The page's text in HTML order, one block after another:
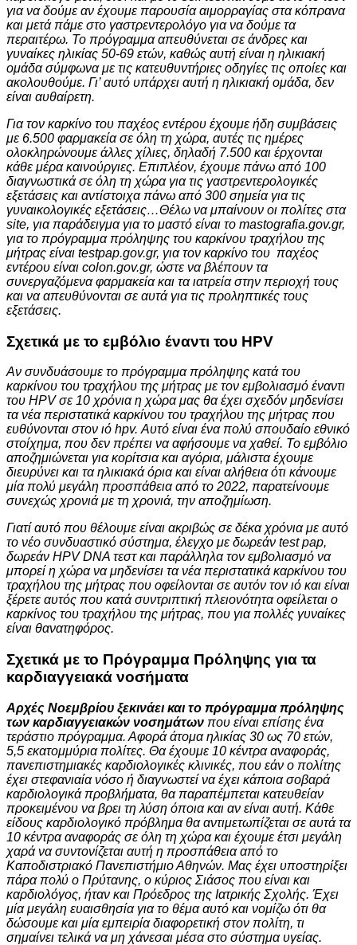
για να δούμε αν έχουμε παρουσία αιμορραγίας στα κόπρανα
και μετά πάμε στο γαστρεντερολόγο για να δούμε τα
περαιτέρω. Το πρόγραμμα απευθύνεται σε άνδρες και
γυναίκες ηλικίας 50-69 ετών, καθώς αυτή είναι η ηλικιακή
ομάδα σύμφωνα με τις κατευθυντήριες οδηγίες τις οποίες και
ακολουθούμε. Γι’ αυτό υπάρχει αυτή η ηλικιακή ομάδα, δεν
είναι αυθαίρετη.
Για τον καρκίνο του παχέος εντέρου έχουμε ήδη συμβάσεις
με 6.500 φαρμακεία σε όλη τη χώρα, αυτές τις ημέρες
ολοκληρώνουμε άλλες χίλιες, δηλαδή 7.500 και έρχονται
κάθε μέρα καινούργιες. Επιπλέον, έχουμε πάνω από 100
διαγνωστικά σε όλη τη χώρα για τις γαστρεντερολογικές
εξετάσεις και αντίστοιχα πάνω από 300 σημεία για τις
γυναικολογικές εξετάσεις…Θέλω να μπαίνουν οι πολίτες στα
site, για παράδειγμα για το μαστό είναι το mastografia.gov.gr,
για το πρόγραμμα πρόληψης του καρκίνου τραχήλου της
μήτρας είναι testpap.gov.gr, για τον καρκίνο του παχέος
εντέρου είναι colon.gov.gr, ώστε να βλέπουν τα
συνεργαζόμενα φαρμακεία και τα ιατρεία στην περιοχή τους
και να απευθύνονται σε αυτά για τις προληπτικές τους
εξετάσεις.
Σχετικά με το εμβόλιο έναντι του HPV
Αν συνδυάσουμε το πρόγραμμα πρόληψης κατά του
καρκίνου του τραχήλου της μήτρας με τον εμβολιασμό έναντι
του HPV σε 10 χρόνια η χώρα μας θα έχει σχεδόν μηδενίσει
τα νέα περιστατικά καρκίνου του τραχήλου της μήτρας που
ευθύνονται στον ιό hpv. Αυτό είναι ένα πολύ σπουδαίο εθνικό
στοίχημα, που δεν πρέπει να αφήσουμε να χαθεί. Το εμβόλιο
αποζημιώνεται για κορίτσια και αγόρια, μάλιστα έχουμε
διευρύνει και τα ηλικιακά όρια και είναι αλήθεια ότι κάνουμε
μία πολύ μεγάλη προσπάθεια από το 2022, παρατείνουμε
συνεχώς χρονιά με τη χρονιά, την αποζημίωση.
Γιατί αυτό που θέλουμε είναι ακριβώς σε δέκα χρόνια με αυτό
το νέο συνδυαστικό σύστημα, έλεγχο με δωρεάν test pap,
δωρεάν HPV DNA τεστ και παράλληλα τον εμβολιασμό να
μπορεί η χώρα να μηδενίσει τα νέα περιστατικά καρκίνου του
τραχήλου της μήτρας που οφείλονται σε αυτόν τον ιό και είναι
ξέρετε αυτός που κατά συντριπτική πλειονότητα οφείλεται ο
καρκίνος του τραχήλου της μήτρας, που για πολλές γυναίκες
είναι θανατηφόρος.
Σχετικά με το Πρόγραμμα Πρόληψης για τα
καρδιαγγειακά νοσήματα
Αρχές Νοεμβρίου ξεκινάει και το πρόγραμμα πρόληψης
των καρδιαγγειακών νοσημάτων που είναι επίσης ένα
τεράστιο πρόγραμμα. Αφορά άτομα ηλικίας 30 ως 70 ετών,
5,5 εκατομμύρια πολίτες. Θα έχουμε 10 κέντρα αναφοράς,
πανεπιστημιακές καρδιολογικές κλινικές, που εάν ο πολίτης
έχει στεφανιαία νόσο ή διαγνωστεί να έχει κάποια σοβαρά
καρδιολογικά προβλήματα, θα παραπέμπεται κατευθείαν
προκειμένου να βρει τη λύση όποια και αν είναι αυτή. Κάθε
είδους καρδιολογικό πρόβλημα θα αντιμετωπίζεται σε αυτά τα
10 κέντρα αναφοράς σε όλη τη χώρα και έχουμε έτσι μεγάλη
χαρά να συντονίζεται αυτή η προσπάθεια από το
Καποδιστριακό Πανεπιστήμιο Αθηνών. Μας έχει υποστηρίξει
πάρα πολύ ο Πρύτανης, ο κύριος Σιάσος που είναι και
καρδιολόγος, ήταν και Πρόεδρος της Ιατρικής Σχολής. Έχει
μία μεγάλη ευαισθησία για το θέμα αυτό και νομίζω ότι θα
δώσουμε και μία εμπειρία διαφορετική στον πολίτη, τι
σημαίνει τελικά να μη χάνεσαι μέσα στο σύστημα υγείας.